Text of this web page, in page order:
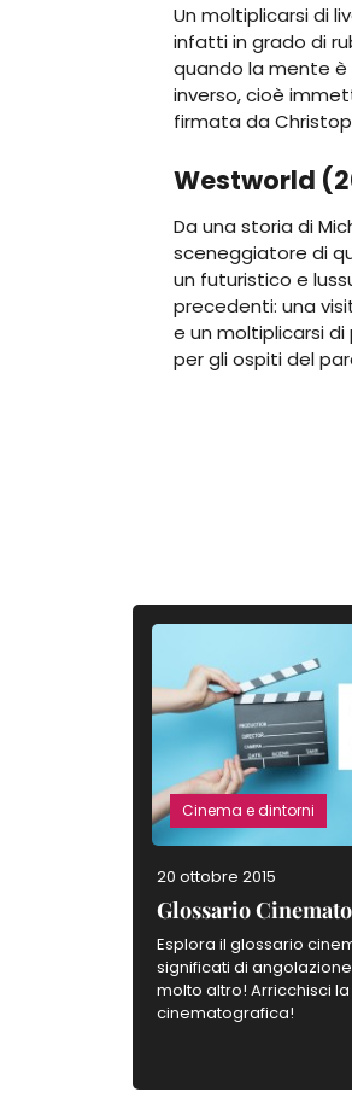
Un moltiplicarsi di
infatti in grado di
quando la mente è
inverso, cioè
firmata da
Westworld
Da una storia di
sceneggiatore di
un futuristico e
precedenti: una
e un moltiplicarsi
per gli ospiti del
Cinema e dintorni
20 ottobre 2015
Glossario
Esplora il glossario
significati di
molto altro! Arricchisci
cinematografica!